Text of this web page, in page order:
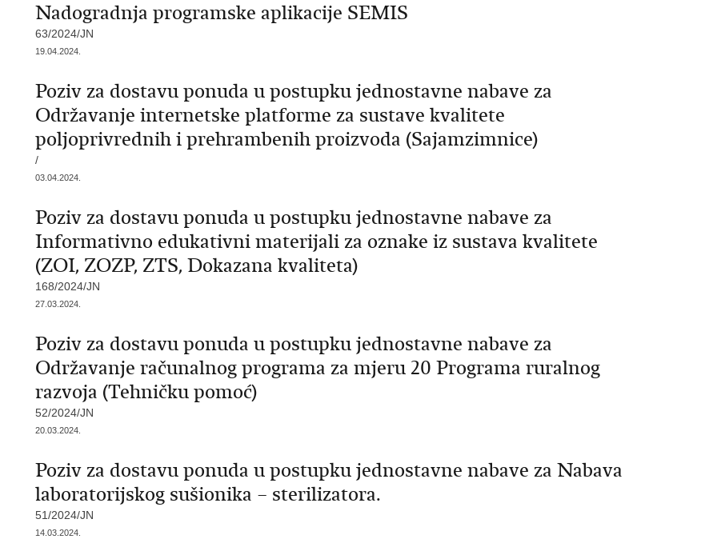
Nadogradnja programske aplikacije SEMIS
63/2024/JN
19.04.2024.
Poziv za dostavu ponuda u postupku jednostavne nabave za
Održavanje internetske platforme za sustave kvalitete
poljoprivrednih i prehrambenih proizvoda (Sajamzimnice)
/
03.04.2024.
Poziv za dostavu ponuda u postupku jednostavne nabave za
Informativno edukativni materijali za oznake iz sustava kvalitete
(ZOI, ZOZP, ZTS, Dokazana kvaliteta)
168/2024/JN
27.03.2024.
Poziv za dostavu ponuda u postupku jednostavne nabave za
Održavanje računalnog programa za mjeru 20 Programa ruralnog
razvoja (Tehničku pomoć)
52/2024/JN
20.03.2024.
Poziv za dostavu ponuda u postupku jednostavne nabave za Nabava
laboratorijskog sušionika – sterilizatora.
51/2024/JN
14.03.2024.